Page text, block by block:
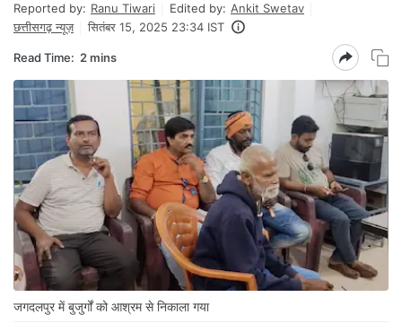
Reported by: Ranu Tiwari Edited by: Ankit Swetav
छत्तीसगढ़ न्यूज़
सितंबर 15, 2025 23:34 IST
Read Time: 2 mins
जगदलपुर में बुजुर्गों को आश्रम से निकाला गया